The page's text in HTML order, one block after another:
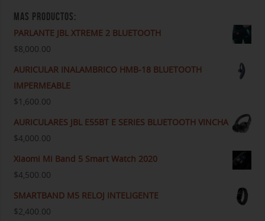
MAS PRODUCTOS:
PARLANTE JBL XTREME 2 BLUETOOTH
$8,000.00
AURICULAR INALAMBRICO HMB-18 BLUETOOTH
IMPERMEABLE
$1,600.00
AURICULARES JBL E55BT E SERIES BLUETOOTH VINCHA
$4,000.00
Xiaomi Mi Band 5 Smart Watch 2020
$4,500.00
SMARTBAND M5 RELOJ INTELIGENTE
$2,400.00